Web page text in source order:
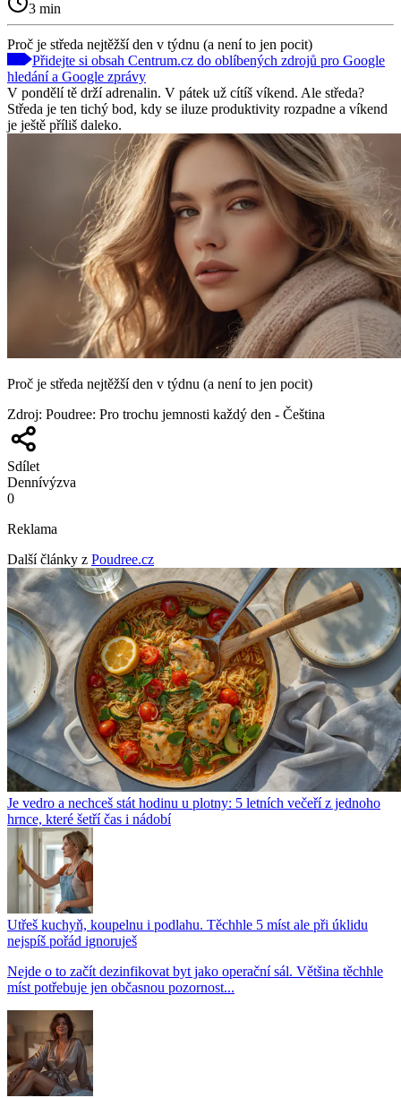
3 min
Proč je středa nejtěžší den v týdnu (a není to jen pocit)
Přidejte si obsah Centrum.cz do oblíbených zdrojů pro Google
hledání a Google zprávy
V pondělí tě drží adrenalin. V pátek už cítíš víkend. Ale středa?
Středa je ten tichý bod, kdy se iluze produktivity rozpadne a víkend
je ještě příliš daleko.
Proč je středa nejtěžší den v týdnu (a není to jen pocit)
Zdroj: Poudree: Pro trochu jemnosti každý den - Čeština
Sdílet
Dennívýzva
0
Reklama
Další články z Poudree.cz
Je vedro a nechceš stát hodinu u plotny: 5 letních večeří z jednoho
hrnce, které šetří čas i nádobí
Utřeš kuchyň, koupelnu i podlahu. Těchhle 5 míst ale při úklidu
nejspíš pořád ignoruješ
Nejde o to začít dezinfikovat byt jako operační sál. Většina těchhle
míst potřebuje jen občasnou pozornost...